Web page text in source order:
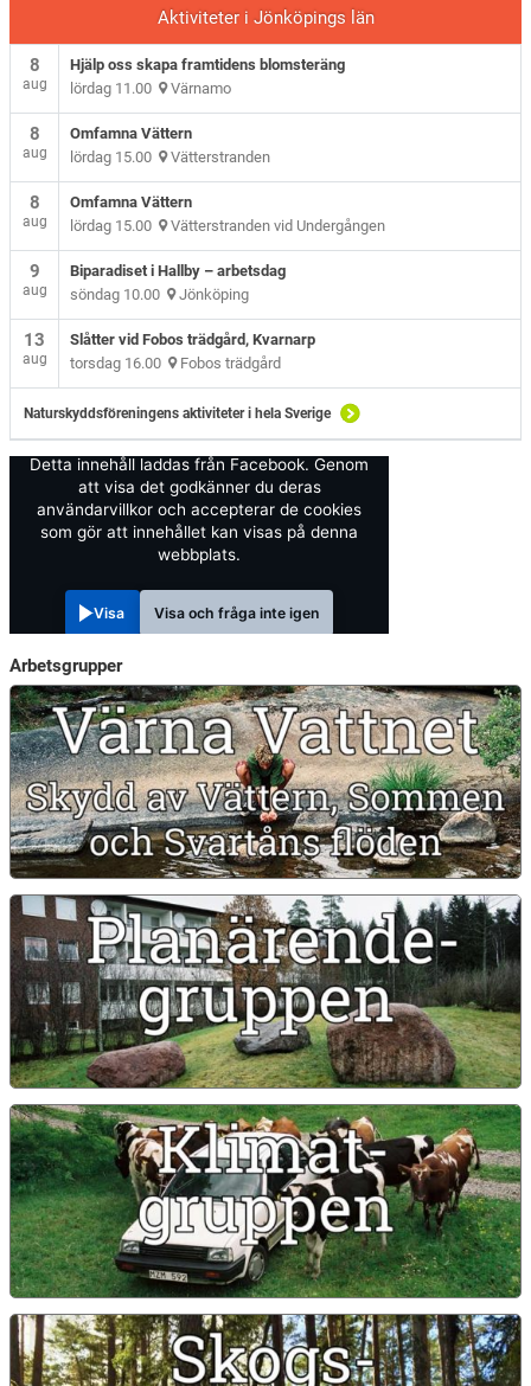
Aktiviteter i Jönköpings län
8
aug
Hjälp oss skapa framtidens blomsteräng
lördag 11.00 Värnamo
8
aug
Omfamna Vättern
lördag 15.00 Vätterstranden
8
aug
Omfamna Vättern
lördag 15.00 Vätterstranden vid Undergången
9
aug
Biparadiset i Hallby – arbetsdag
söndag 10.00 Jönköping
13
aug
Slåtter vid Fobos trädgård, Kvarnarp
torsdag 16.00 Fobos trädgård
Naturskyddsföreningens aktiviteter i hela Sverige
Detta innehåll laddas från Facebook. Genom
att visa det godkänner du deras
användarvillkor och accepterar de cookies
som gör att innehållet kan visas på denna
webbplats.
Visa Visa och fråga inte igen
Arbetsgrupper